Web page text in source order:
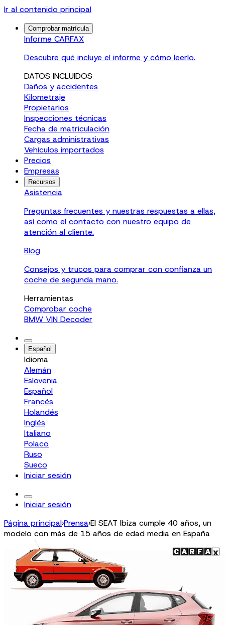
Ir al contenido principal
Comprobar matrícula
Informe CARFAX
Descubre qué incluye el informe y cómo leerlo.
DATOS INCLUIDOS
Daños y accidentes
Kilometraje
Propietarios
Inspecciones técnicas
Fecha de matriculación
Cargas administrativas
Vehículos importados
Precios
Empresas
Recursos
Asistencia
Preguntas frecuentes y nuestras respuestas a ellas,
así como el contacto con nuestro equipo de
atención al cliente.
Blog
Consejos y trucos para comprar con confianza un
coche de segunda mano.
Herramientas
Comprobar coche
BMW VIN Decoder
Español
Idioma
Alemán
Eslovenia
Español
Francés
Holandés
Inglés
Italiano
Polaco
Ruso
Sueco
Iniciar sesión
Iniciar sesión
Página principal›Prensa›El SEAT Ibiza cumple 40 años, un
modelo con más de 15 años de edad media en España